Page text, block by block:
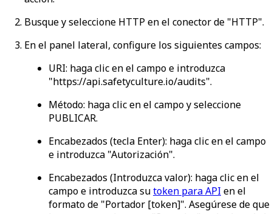
Busque y seleccione HTTP en el conector de "HTTP".
En el panel lateral, configure los siguientes campos:
URI: haga clic en el campo e introduzca
"https://api.safetyculture.io/audits".
Método: haga clic en el campo y seleccione
PUBLICAR.
Encabezados (tecla Enter): haga clic en el campo
e introduzca "Autorización".
Encabezados (Introduzca valor): haga clic en el
campo e introduzca sutoken para API en el
formato de "Portador [token]". Asegúrese de que